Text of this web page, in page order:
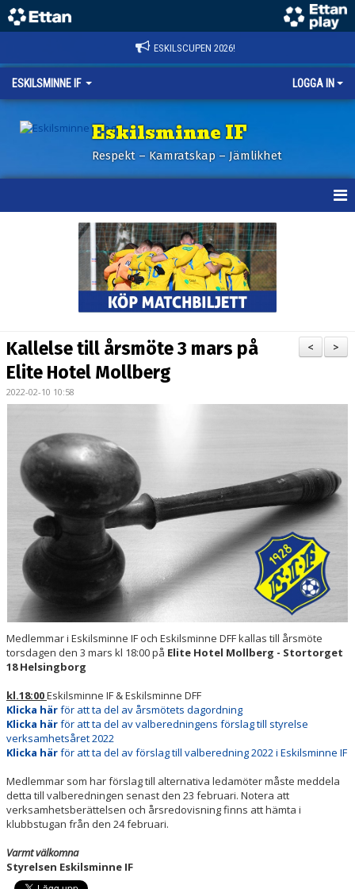
ESKILSCUPEN 2026!
ESKILSMINNE IF LOGGA IN
Eskilsminne IF
Respekt – Kamratskap – Jämlikhet
BILDER ESKILSCUPEN
PARTNERS
KALENDER
LOKALBOKNING
DOKUMENT/FILER
MEDLEMSKAP
ESKILS LOVFOTBOLL
BILJETTER
MEDLEMSFÖRMÅNER
>
<
Kallelse till årsmöte 3 mars på
Elite Hotel Mollberg
2022-02-10 10:58
Medlemmar i Eskilsminne IF och Eskilsminne DFF kallas till årsmöte
torsdagen den 3 mars kl 18:00 på Elite Hotel Mollberg - Stortorget
18 Helsingborg
kl.18:00Eskilsminne IF & Eskilsminne DFF
Klicka härför att ta del av årsmötets dagordning
Klicka härför att ta del av valberedningens förslag till styrelse
verksamhetsåret 2022
Klicka härför att ta del av förslag till valberedning 2022 i Eskilsminne IF
Medlemmar som har förslag till alternativa ledamöter måste meddela
detta till valberedningen senast den 23 februari. Notera att
verksamhetsberättelsen och årsredovisning finns att hämta i
klubbstugan från den 24 februari.
Varmt välkomna
Styrelsen Eskilsminne IF